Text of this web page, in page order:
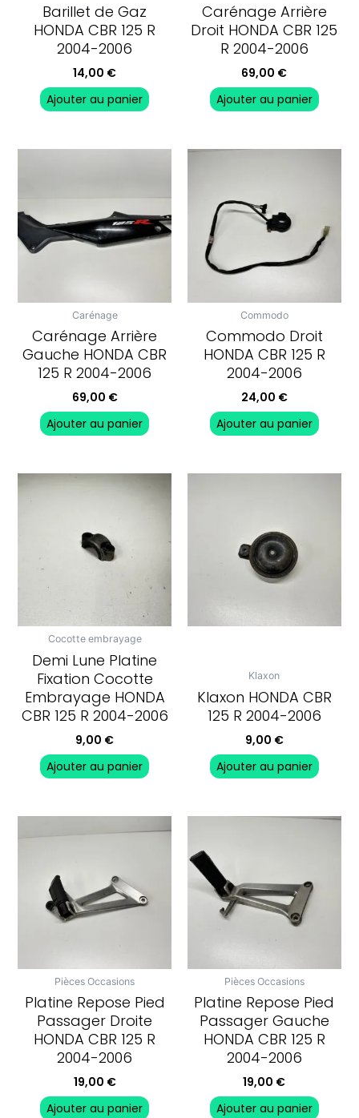
Barillet de Gaz
HONDA CBR 125 R
2004-2006
14,00 €
Ajouter au panier
Carénage Arrière
Droit HONDA CBR 125
R 2004-2006
69,00 €
Ajouter au panier
Carénage
Carénage Arrière
Gauche HONDA CBR
125 R 2004-2006
69,00 €
Ajouter au panier
Commodo
Commodo Droit
HONDA CBR 125 R
2004-2006
24,00 €
Ajouter au panier
Cocotte embrayage
Demi Lune Platine
Fixation Cocotte
Embrayage HONDA
CBR 125 R 2004-2006
9,00 €
Ajouter au panier
Klaxon
Klaxon HONDA CBR
125 R 2004-2006
9,00 €
Ajouter au panier
Pièces Occasions
Platine Repose Pied
Passager Droite
HONDA CBR 125 R
2004-2006
19,00 €
Ajouter au panier
Pièces Occasions
Platine Repose Pied
Passager Gauche
HONDA CBR 125 R
2004-2006
19,00 €
Ajouter au panier